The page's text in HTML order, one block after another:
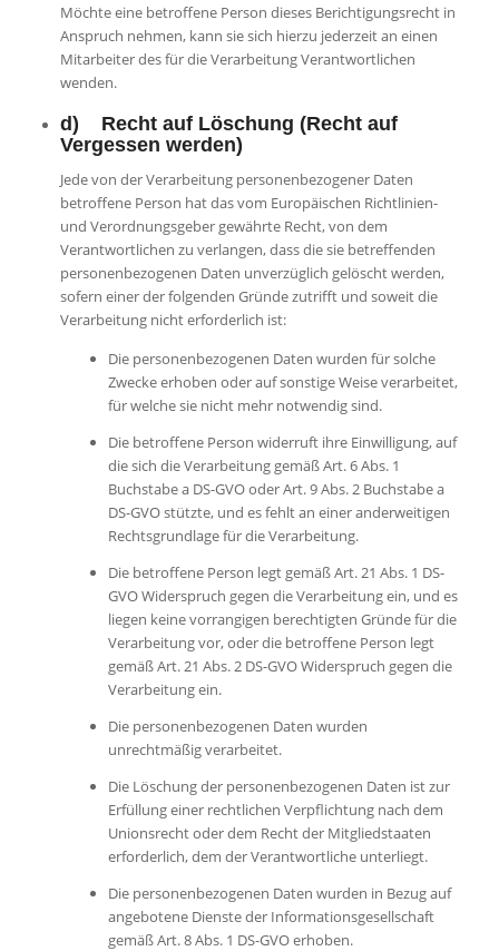
Möchte eine betroffene Person dieses Berichtigungsrecht in
Anspruch nehmen, kann sie sich hierzu jederzeit an einen
Mitarbeiter des für die Verarbeitung Verantwortlichen
wenden.
d) Recht auf Löschung (Recht auf
Vergessen werden)
Jede von der Verarbeitung personenbezogener Daten
betroffene Person hat das vom Europäischen Richtlinien-
und Verordnungsgeber gewährte Recht, von dem
Verantwortlichen zu verlangen, dass die sie betreffenden
personenbezogenen Daten unverzüglich gelöscht werden,
sofern einer der folgenden Gründe zutrifft und soweit die
Verarbeitung nicht erforderlich ist:
Die personenbezogenen Daten wurden für solche
Zwecke erhoben oder auf sonstige Weise verarbeitet,
für welche sie nicht mehr notwendig sind.
Die betroffene Person widerruft ihre Einwilligung, auf
die sich die Verarbeitung gemäß Art. 6 Abs. 1
Buchstabe a DS-GVO oder Art. 9 Abs. 2 Buchstabe a
DS-GVO stützte, und es fehlt an einer anderweitigen
Rechtsgrundlage für die Verarbeitung.
Die betroffene Person legt gemäß Art. 21 Abs. 1 DS-
GVO Widerspruch gegen die Verarbeitung ein, und es
liegen keine vorrangigen berechtigten Gründe für die
Verarbeitung vor, oder die betroffene Person legt
gemäß Art. 21 Abs. 2 DS-GVO Widerspruch gegen die
Verarbeitung ein.
Die personenbezogenen Daten wurden
unrechtmäßig verarbeitet.
Die Löschung der personenbezogenen Daten ist zur
Erfüllung einer rechtlichen Verpflichtung nach dem
Unionsrecht oder dem Recht der Mitgliedstaaten
erforderlich, dem der Verantwortliche unterliegt.
Die personenbezogenen Daten wurden in Bezug auf
angebotene Dienste der Informationsgesellschaft
gemäß Art. 8 Abs. 1 DS-GVO erhoben.